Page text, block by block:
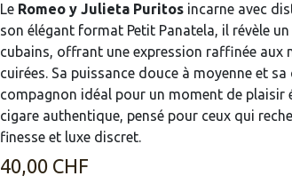
Le Romeo y Julieta Puritos incarne avec
son élégant format Petit Panatela, il révèle
cubains, offrant une expression raffinée aux
cuirées. Sa puissance douce à moyenne et
compagnon idéal pour un moment de plaisir
cigare authentique, pensé pour ceux qui
finesse et luxe discret.
40,00 CHF